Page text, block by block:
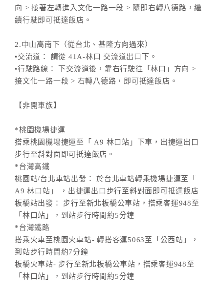
向 > 接著左轉進入文化一路一段 > 隨即右轉八德路，繼
續行駛即可抵達飯店。
2.中山高南下（從台北、基隆方向過來）
•交流道： 請從 41A-林口 交流道出口下。
•行駛路線： 下交流道後，靠右行駛往「林口」方向 >
接文化一路一段 > 右轉八德路，即可抵達飯店。
【非開車族】
*桃園機場捷運
搭乘桃園機場捷運至「 A9 林口站」下車，出捷運出口
步行至斜對面即可抵達飯店。
*台灣高鐵
桃園站/台北車站出發： 於台北車站轉乘機場捷運至「
A9 林口站」 ，出捷運出口步行至斜對面即可抵達飯店
板橋站出發： 步行至新北板橋公車站，搭乘客運948至
「林口站」，到站步行時間約5分鐘
*台灣鐵路
搭乘火車至桃園火車站- 轉搭客運5063至「公西站」，
到站步行時間約7分鐘
板橋火車站- 步行至新北板橋公車站，搭乘客運948至
「林口站」，到站步行時間約5分鐘